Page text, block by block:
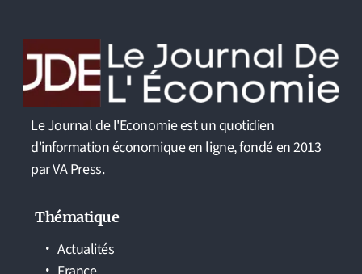
Le Journal de l'Economie est un quotidien
d'information économique en ligne, fondé en 2013
par VA Press.
Thématique
Actualités